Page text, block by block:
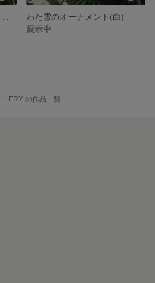
わた雪のオーナメント(白)
展示中
の作品一覧